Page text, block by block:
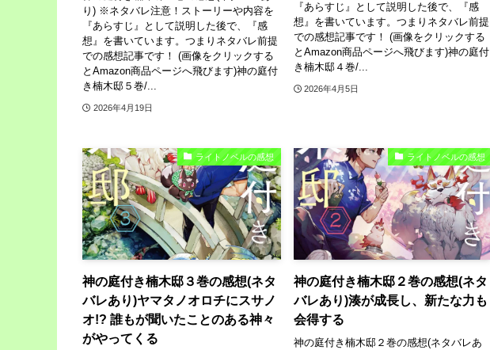
り) ※ネタバレ注意！ストーリーや内容を
『あらすじ』として説明した後で、『感
想』を書いています。つまりネタバレ前提
での感想記事です！ (画像をクリックする
とAmazon商品ページへ飛びます)神の庭付
き楠木邸５巻/...
2026年4月19日
『あらすじ』として説明した後で、『感
想』を書いています。つまりネタバレ前提
での感想記事です！ (画像をクリックする
とAmazon商品ページへ飛びます)神の庭付
き楠木邸４巻/...
2026年4月5日
ライトノベルの感想
神の庭付き楠木邸３巻の感想(ネタ
バレあり)ヤマタノオロチにスサノ
オ!? 誰もが聞いたことのある神々
がやってくる
ライトノベルの感想
神の庭付き楠木邸２巻の感想(ネタ
バレあり)湊が成長し、新たな力も
会得する
神の庭付き楠木邸２巻の感想(ネタバレあ